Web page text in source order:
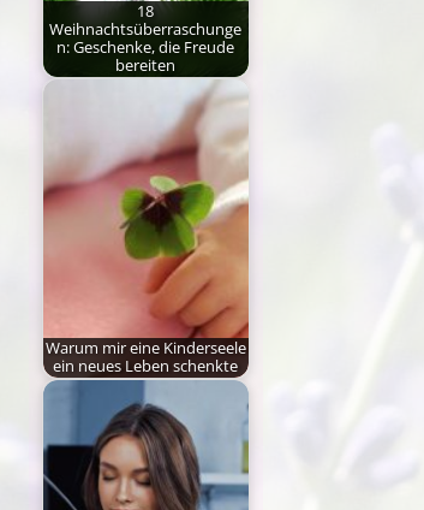
18
Weihnachtsüberraschunge
n: Geschenke, die Freude
bereiten
In diesem Jahr, das uns
allen so viel an Sorgen,…
Warum mir eine Kinderseele
ein neues Leben schenkte
Wer ist die Frau, die sich
Seelenbotschafterin
nennt, Kinderseelen
fühlt…